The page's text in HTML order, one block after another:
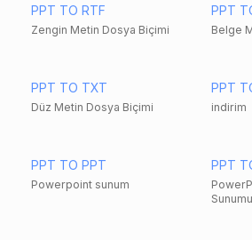
PPT TO RTF
Zengin Metin Dosya Biçimi
PPT
Belge
PPT TO TXT
Düz Metin Dosya Biçimi
PPT
indirim
PPT TO PPT
Powerpoint sunum
PPT
Sunumu